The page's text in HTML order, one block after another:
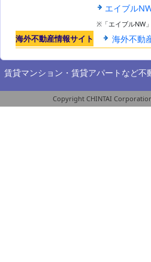
エイブル
※「エイブルNW
海外不動産情報サイト 海外不動
賃貸マンション・賃貸アパートなど不
Copyright CHINTAI